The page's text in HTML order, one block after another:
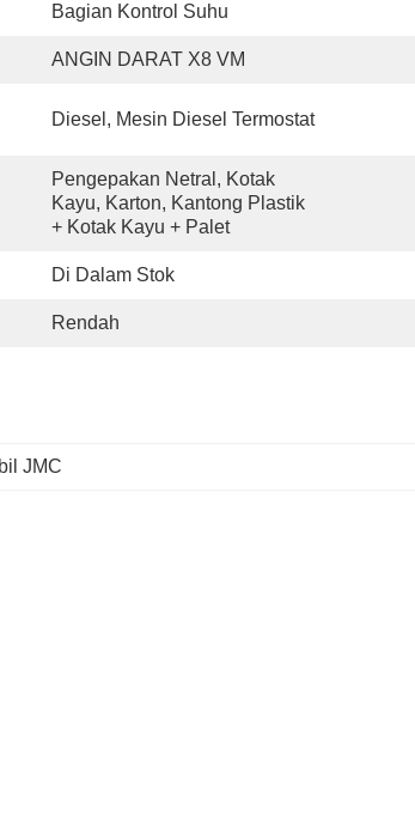
Bagian Kontrol Suhu
ANGIN DARAT X8 VM
Diesel, Mesin Diesel Termostat
Pengepakan Netral, Kotak
Kayu, Karton, Kantong Plastik
+ Kotak Kayu + Palet
Di Dalam Stok
Rendah
JMC